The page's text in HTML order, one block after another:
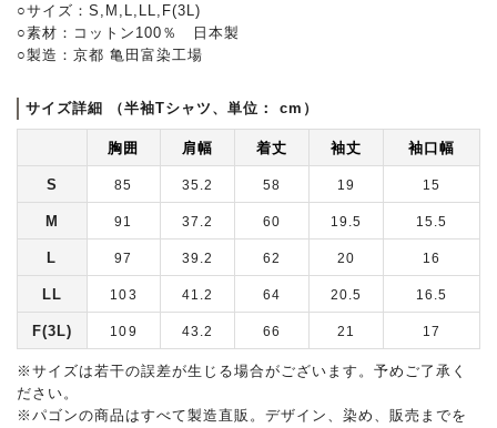
○サイズ：S,M,L,LL,F(3L)
○素材：コットン100％ 日本製
○製造：京都 亀田富染工場
サイズ詳細 （半袖Tシャツ、単位： cm）
胸囲 肩幅 着丈 袖丈 袖口幅
S 85 35.2 58 19 15
M 91 37.2 60 19.5 15.5
L 97 39.2 62 20 16
LL 103 41.2 64 20.5 16.5
F(3L) 109 43.2 66 21 17
※サイズは若干の誤差が生じる場合がございます。予めご了承く
ださい。
※パゴンの商品はすべて製造直販。デザイン、染め、販売までを